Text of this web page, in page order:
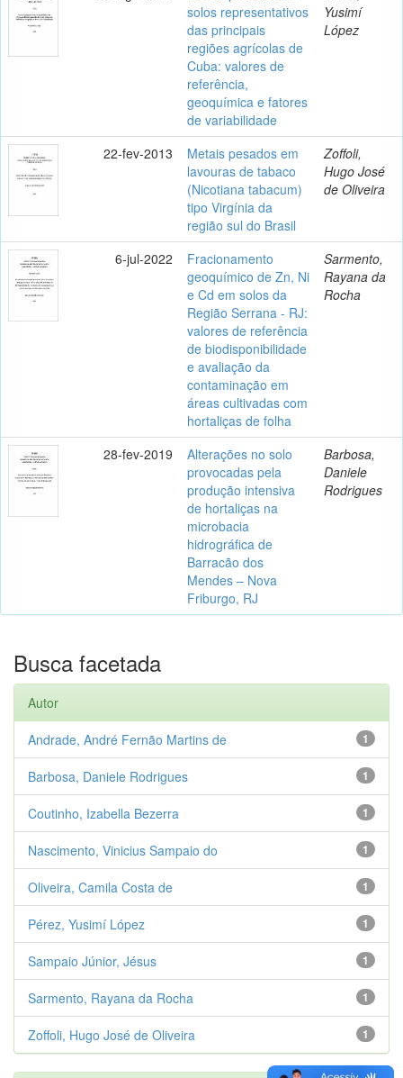
solos representativos
das principais
regiões agrícolas de
Cuba: valores de
referência,
geoquímica e fatores
de variabilidade
Yusimí
López
22-fev-2013
Metais pesados em
lavouras de tabaco
(Nicotiana tabacum)
tipo Virgínia da
região sul do Brasil
Zoffoli,
Hugo José
de Oliveira
6-jul-2022
Fracionamento
geoquímico de Zn, Ni
e Cd em solos da
Região Serrana - RJ:
valores de referência
de biodisponibilidade
e avaliação da
contaminação em
áreas cultivadas com
hortaliças de folha
Sarmento,
Rayana da
Rocha
28-fev-2019
Alterações no solo
provocadas pela
produção intensiva
de hortaliças na
microbacia
hidrográfica de
Barracão dos
Mendes – Nova
Friburgo, RJ
Barbosa,
Daniele
Rodrigues
Busca facetada
Autor
1
Andrade, André Fernão Martins de
1
Barbosa, Daniele Rodrigues
1
Coutinho, Izabella Bezerra
1
Nascimento, Vinicius Sampaio do
1
Oliveira, Camila Costa de
1
Pérez, Yusimí López
1
Sampaio Júnior, Jésus
1
Sarmento, Rayana da Rocha
1
Zoffoli, Hugo José de Oliveira